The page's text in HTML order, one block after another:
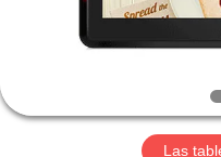
SOBRE
NOSOTROS
VIAJE
Las